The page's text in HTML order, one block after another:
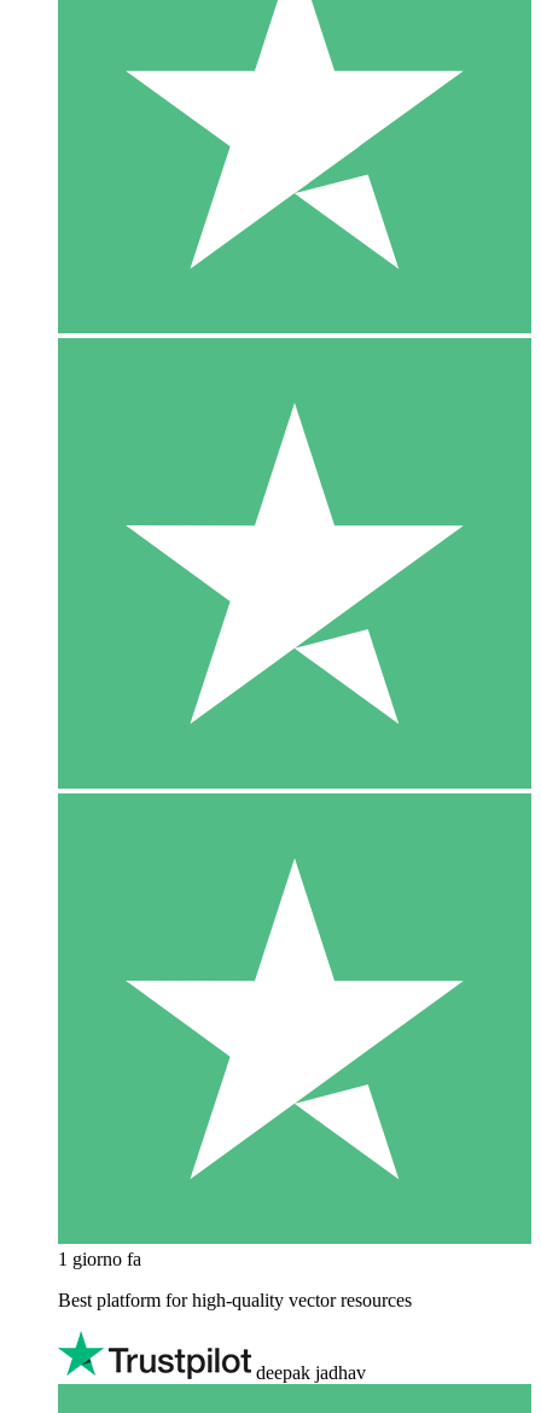
1 giorno fa
Best platform for high-quality vector resources
deepak jadhav